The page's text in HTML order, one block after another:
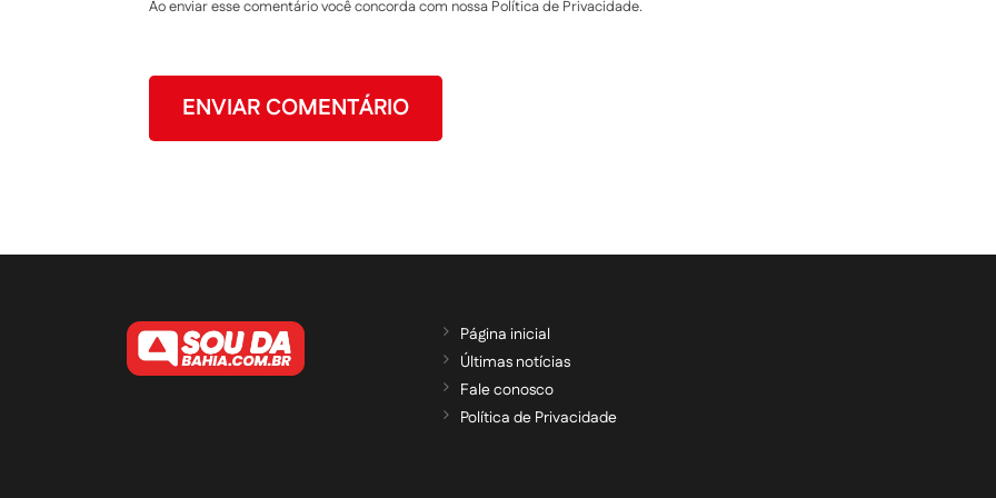
Ao enviar esse comentário você concorda com nossa Política de Privacidade.
Página inicial
Últimas notícias
Fale conosco
Política de Privacidade